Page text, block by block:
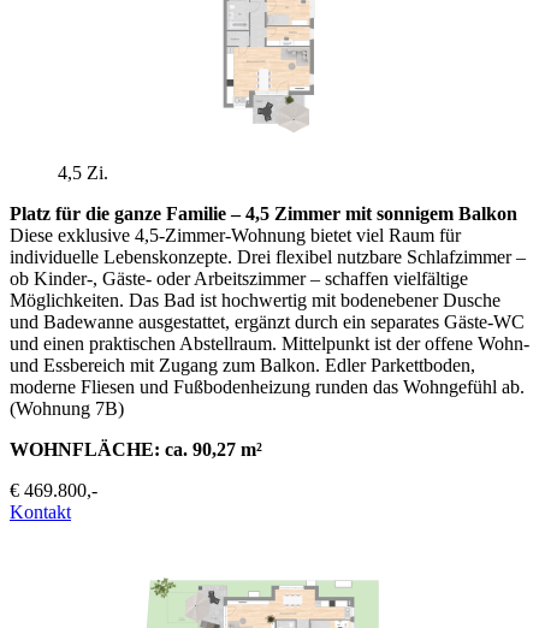
4,5 Zi.
Platz für die ganze Familie – 4,5 Zimmer mit sonnigem Balkon
Diese exklusive 4,5-Zimmer-Wohnung bietet viel Raum für
individuelle Lebenskonzepte. Drei flexibel nutzbare Schlafzimmer –
ob Kinder-, Gäste- oder Arbeitszimmer – schaffen vielfältige
Möglichkeiten. Das Bad ist hochwertig mit bodenebener Dusche
und Badewanne ausgestattet, ergänzt durch ein separates Gäste-WC
und einen praktischen Abstellraum. Mittelpunkt ist der offene Wohn-
und Essbereich mit Zugang zum Balkon. Edler Parkettboden,
moderne Fliesen und Fußbodenheizung runden das Wohngefühl ab.
(Wohnung 7B)
WOHNFLÄCHE: ca. 90,27 m²
€ 469.800,-
Kontakt